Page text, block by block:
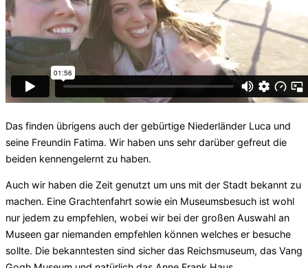
Das finden übrigens auch der gebürtige Niederländer Luca und
seine Freundin Fatima. Wir haben uns sehr darüber gefreut die
beiden kennengelernt zu haben.
Auch wir haben die Zeit genutzt um uns mit der Stadt bekannt zu
machen. Eine Grachtenfahrt sowie ein Museumsbesuch ist wohl
nur jedem zu empfehlen, wobei wir bei der großen Auswahl an
Museen gar niemanden empfehlen können welches er besuche
sollte. Die bekanntesten sind sicher das Reichsmuseum, das Vang